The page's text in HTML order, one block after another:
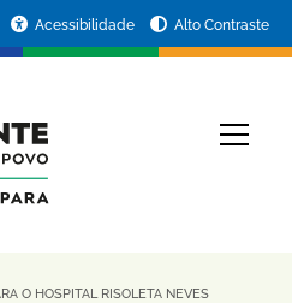
Acessibilidade Alto Contraste
O HOSPITAL RISOLETA NEVES